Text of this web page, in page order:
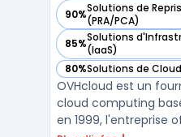
90%Solutions de
(PRA/PCA)
— voir OVHcloud dans
85%Solutions
(IaaS)
— voir OVHcloud dans
80%Solutions de
— voir OVHcloud dans
OVHcloud est un
cloud computing
en 1999, l'entreprise